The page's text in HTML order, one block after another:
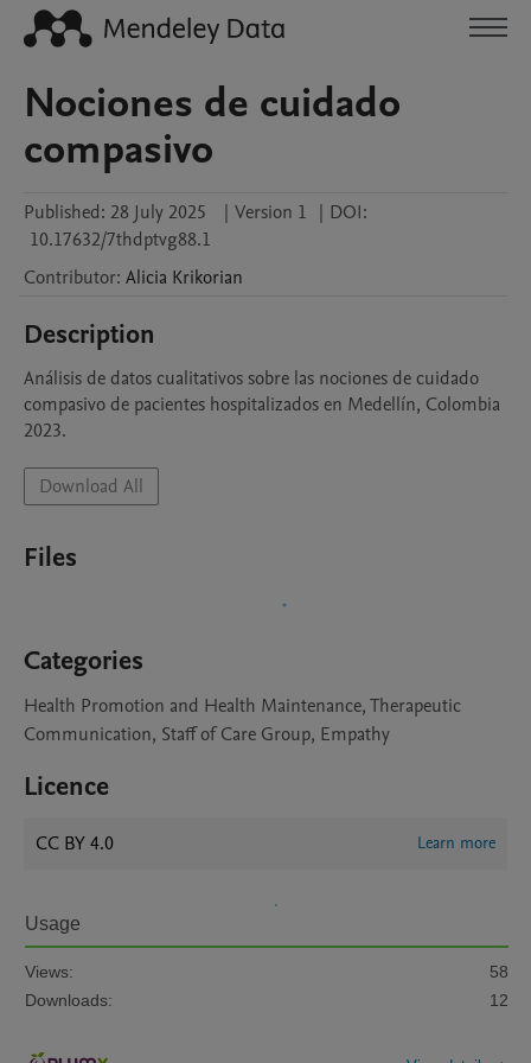
Nociones de cuidado
compasivo
Published: 28 July 2025 | Version 1 | DOI:
10.17632/7thdptvg88.1
Contributor: Alicia Krikorian
Description
Análisis de datos cualitativos sobre las nociones de cuidado
compasivo de pacientes hospitalizados en Medellín, Colombia
2023.
Download All
Files
Categories
Health Promotion and Health Maintenance, Therapeutic
Communication, Staff of Care Group, Empathy
Licence
CC BY 4.0 Learn more
Usage
Views:
58
Downloads:
12